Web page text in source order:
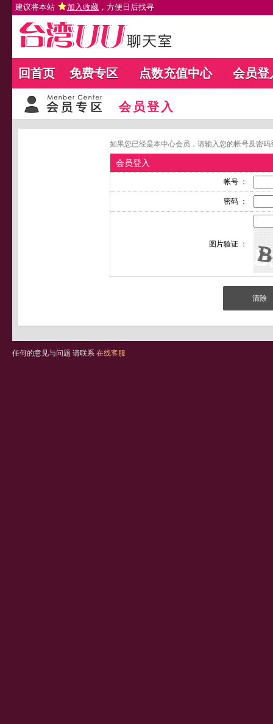
建议将本站 加入收藏 ，方便日后找寻
回首页 免费专区 点数充值中心 会员登
会员登入
如果您已经是本中心会员，请输入您的帐号及密
会员登入
帐号 ：
密码 ：
图片验证 ：
任何的意见与问题 请联系 在线客服